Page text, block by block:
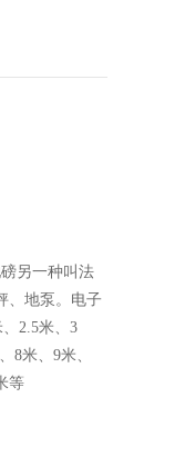
另一种叫法
、地泵。电子
2.5米、3
8米、9米、
等